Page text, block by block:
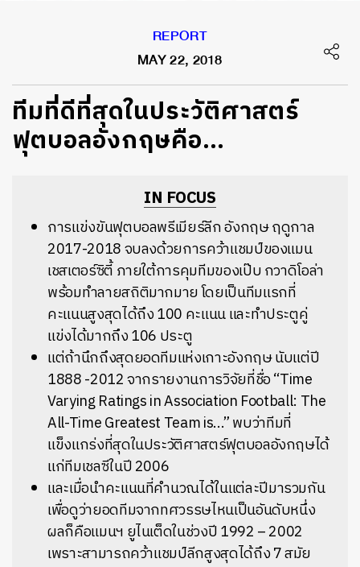
REPORT
MAY 22, 2018
ทีมที่ดีที่สุดในประวัติศาสตร์
ฟุตบอลอังกฤษคือ…
IN FOCUS
การแข่งขันฟุตบอลพรีเมียร์ลีก อังกฤษ ฤดูกาล
2017-2018 จบลงด้วยการคว้าแชมป์ของแมน
เชสเตอร์ซิตี้ ภายใต้การคุมทีมของเป๊บ กวาดิโอล่า
พร้อมทำลายสถิติมากมาย โดยเป็นทีมแรกที่
คะแนนสูงสุดได้ถึง 100 คะแนน และทำประตูคู่
แข่งได้มากถึง 106 ประตู
แต่ถ้านึกถึงสุดยอดทีมแห่งเกาะอังกฤษ นับแต่ปี
1888 -2012 จากรายงานการวิจัยที่ชื่อ “Time
Varying Ratings in Association Football: The
All-Time Greatest Team is...” พบว่าทีมที่
แข็งแกร่งที่สุดในประวัติศาสตร์ฟุตบอลอังกฤษได้
แก่ทีมเชลซีในปี 2006
และเมื่อนำคะแนนที่คำนวณได้ในแต่ละปีมารวมกัน
เพื่อดูว่ายอดทีมจากทศวรรษไหนเป็นอันดับหนึ่ง
ผลก็คือแมนฯ ยูไนเต็ดในช่วงปี 1992 – 2002
เพราะสามารถคว้าแชมป์ลีกสูงสุดได้ถึง 7 สมัย